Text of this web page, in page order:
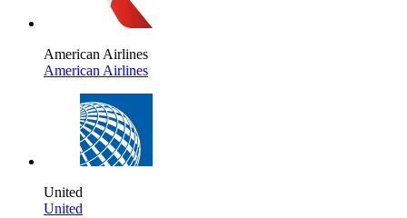
American Airlines
American Airlines
United
United